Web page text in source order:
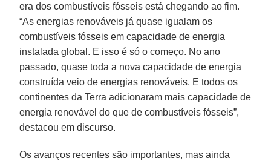
era dos combustíveis fósseis está chegando ao fim.
“As energias renováveis já quase igualam os
combustíveis fósseis em capacidade de energia
instalada global. E isso é só o começo. No ano
passado, quase toda a nova capacidade de energia
construída veio de energias renováveis. E todos os
continentes da Terra adicionaram mais capacidade de
energia renovável do que de combustíveis fósseis”,
destacou em discurso.
Os avanços recentes são importantes, mas ainda